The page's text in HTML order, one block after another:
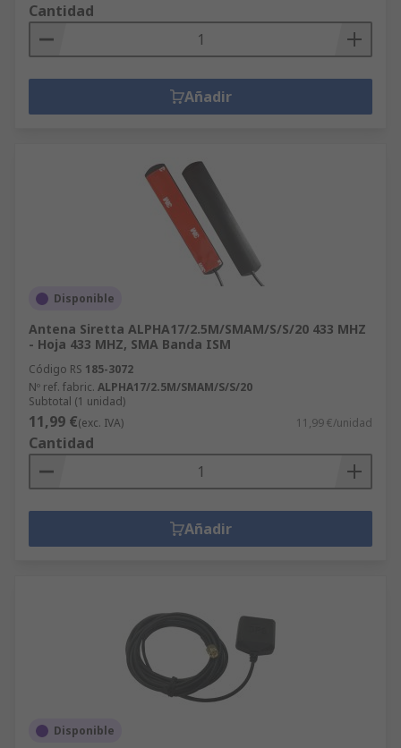
Cantidad
Añadir
Disponible
Antena Siretta ALPHA17/2.5M/SMAM/S/S/20 433 MHZ
- Hoja 433 MHZ, SMA Banda ISM
Código RS 185-3072
Nº ref. fabric. ALPHA17/2.5M/SMAM/S/S/20
Subtotal (1 unidad)
11,99 €(exc. IVA) 11,99 €/unidad
Cantidad
Añadir
Disponible